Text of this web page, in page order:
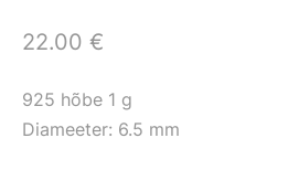
22.00 €
925 hõbe 1 g
Diameeter: 6.5 mm